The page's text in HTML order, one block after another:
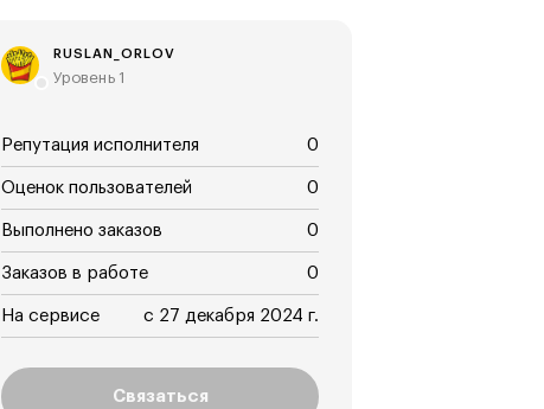
RUSLAN_ORLOV
Уровень 1
Репутация исполнителя 0
Оценок пользователей 0
Выполнено заказов 0
Заказов в работе 0
На сервисе с 27 декабря 2024 г.
Связаться